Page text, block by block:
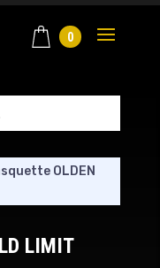
0
OLDEN
LIMIT